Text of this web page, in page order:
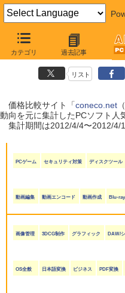
カテゴリ 過去記事
coneco.net人気ランキング
（2012/4/4〜2012/4/10）
リスト
価格比較サイト「coneco.net
動向を元に集計したPCソフト人
集計期間は2012/4/4〜2012/4/
PCゲーム セキュリティ対策 ディスクツール
動画編集 動画エンコード 動画作成
Blu-
画像管理 3DCG制作 グラフィック DAW/
OS全般 日本語変換 ビジネス PDF変換